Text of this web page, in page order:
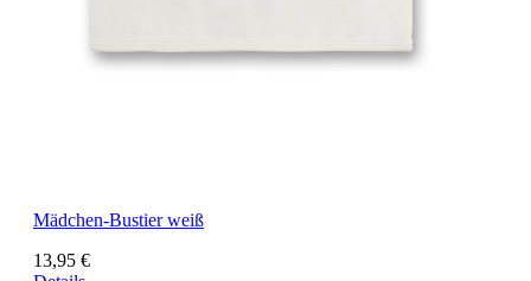
Mädchen-Bustier weiß
13,95 €